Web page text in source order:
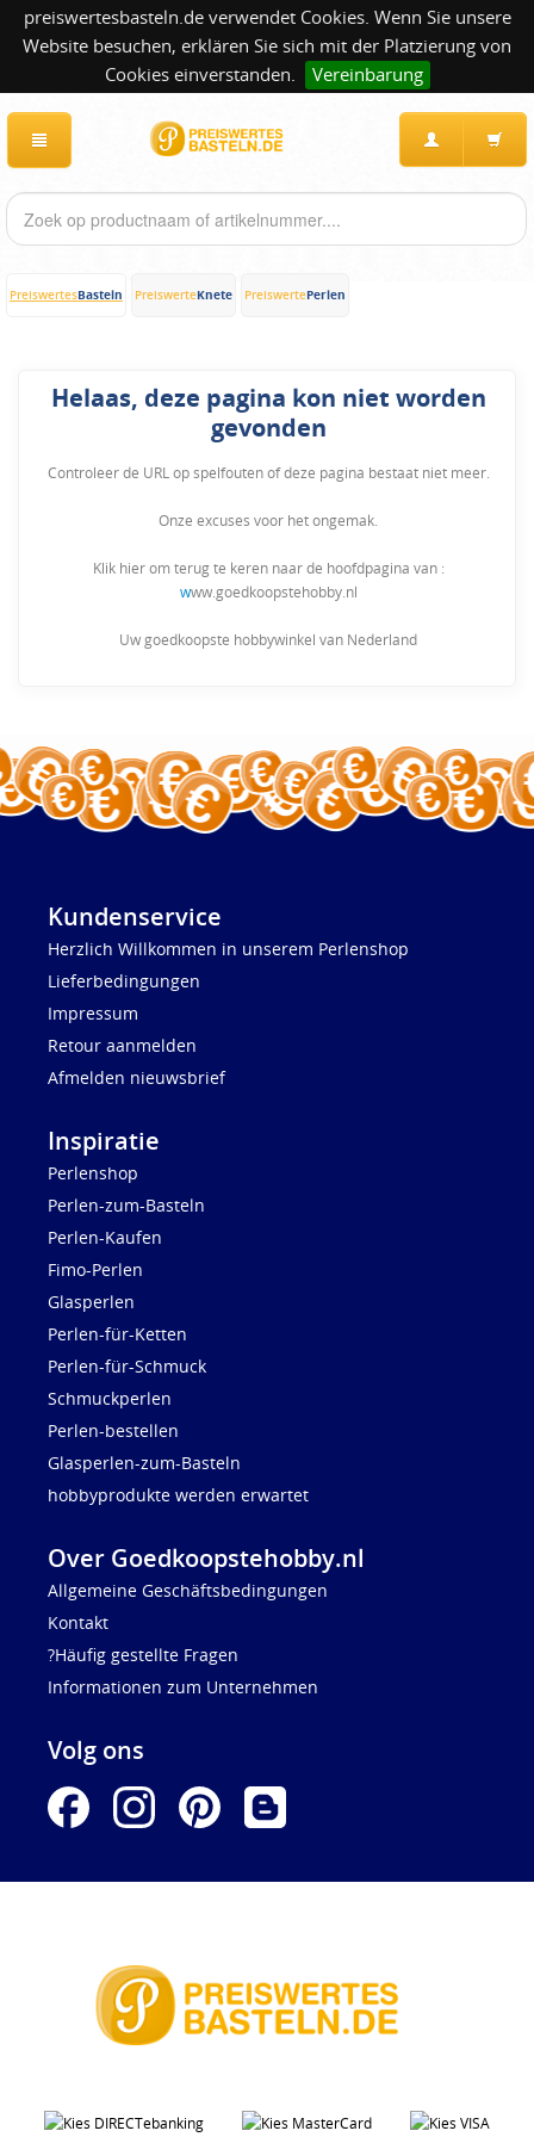
preiswertesbasteln.de verwendet Cookies. Wenn Sie unsere
Website besuchen, erklären Sie sich mit der Platzierung von
Cookies einverstanden.
Vereinbarung
PreiswertesBasteln PreiswerteKnete PreiswertePerlen
Helaas, deze pagina kon niet worden
gevonden
Controleer de URL op spelfouten of deze pagina bestaat niet meer.
Onze excuses voor het ongemak.
Klik hier om terug te keren naar de hoofdpagina van :
www.goedkoopstehobby.nl
Uw goedkoopste hobbywinkel van Nederland
Kundenservice
Herzlich Willkommen in unserem Perlenshop
Lieferbedingungen
Impressum
Retour aanmelden
Afmelden nieuwsbrief
Inspiratie
Perlenshop
Perlen-zum-Basteln
Perlen-Kaufen
Fimo-Perlen
Glasperlen
Perlen-für-Ketten
Perlen-für-Schmuck
Schmuckperlen
Perlen-bestellen
Glasperlen-zum-Basteln
hobbyprodukte werden erwartet
Over Goedkoopstehobby.nl
Allgemeine Geschäftsbedingungen
Kontakt
?Häufig gestellte Fragen
Informationen zum Unternehmen
Volg ons